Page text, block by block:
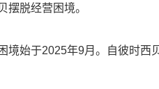
摆脱经营困境。
境始于2025年9月。自彼时西